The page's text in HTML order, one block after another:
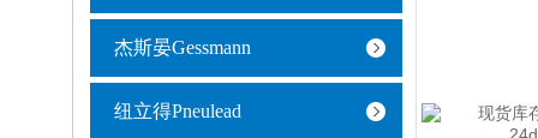
杰斯晏Gessmann
纽立得Pneulead